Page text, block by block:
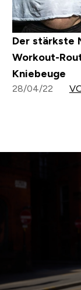
Der stärkste
Workout-
Kniebeuge
28/04/22